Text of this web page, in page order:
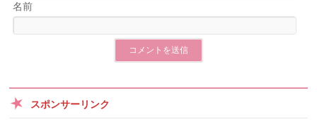
名前
スポンサーリンク